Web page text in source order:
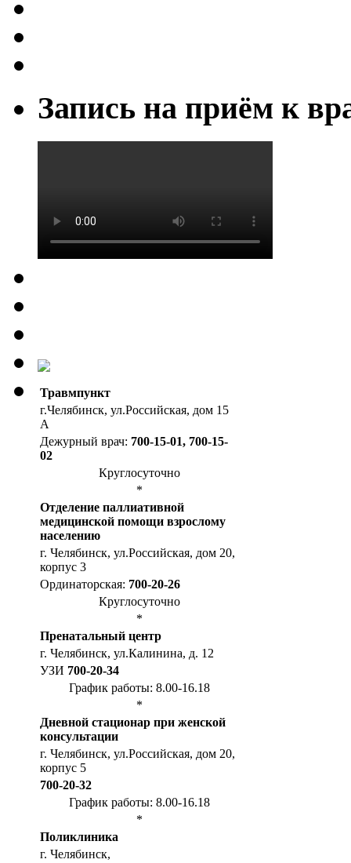
Запись на приём к
Травмпункт
г.Челябинск, ул.Российская, дом 15
А
Дежурный врач: 700-15-01, 700-15-
02
Круглосуточно
*
Отделение паллиативной
медицинской помощи взрослому
населению
г. Челябинск, ул.Российская, дом 20,
корпус 3
Ординаторская: 700-20-26
Круглосуточно
*
Пренатальный центр
г. Челябинск, ул.Калинина, д. 12
УЗИ 700-20-34
График работы: 8.00-16.18
*
Дневной стационар при женской
консультации
г. Челябинск, ул.Российская, дом 20,
корпус 5
700-20-32
График работы: 8.00-16.18
*
Поликлиника
г. Челябинск,